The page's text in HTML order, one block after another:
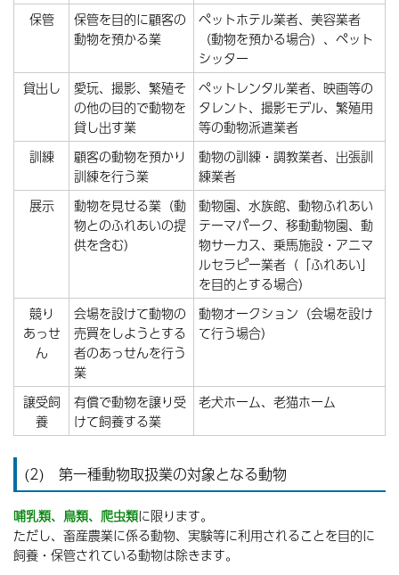
保管
保管を目的に顧客の
動物を預かる業
ペットホテル業者、美容業者
（動物を預かる場合）、ペット
シッター
貸出し
愛玩、撮影、繁殖そ
の他の目的で動物を
貸し出す業
ペットレンタル業者、映画等の
タレント、撮影モデル、繁殖用
等の動物派遣業者
訓練
顧客の動物を預かり
訓練を行う業
動物の訓練・調教業者、出張訓
練業者
展示
動物を見せる業（動
物とのふれあいの提
供を含む）
動物園、水族館、動物ふれあい
テーマパーク、移動動物園、動
物サーカス、乗馬施設・アニマ
ルセラピー業者（「ふれあい」
を目的とする場合）
競り
あっせ
ん
会場を設けて動物の
売買をしようとする
者のあっせんを行う
業
動物オークション（会場を設け
て行う場合）
譲受飼
養
有償で動物を譲り受
けて飼養する業
老犬ホーム、老猫ホーム
(2) 第一種動物取扱業の対象となる動物
哺乳類、鳥類、爬虫類に限ります。
ただし、畜産農業に係る動物、実験等に利用されることを目的に
飼養・保管されている動物は除きます。